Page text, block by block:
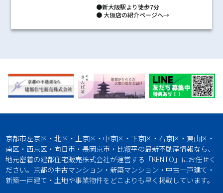
●新大阪駅より徒歩7分
●大阪店の紹介ページへ→
京都市左京区・北区・上京区・中京区・下京区・右京区・東山区・
南区・西京区・向日市・長岡京市・比叡平の最新不動産情報なら、
地元密着の建都住宅販売株式会社が運営する「KENTO」にお任せく
ださい。京都の中古マンション・新築マンション・中古一戸建て・
新築一戸建て・土地や事業物件をどこよりも早く掲載しています。